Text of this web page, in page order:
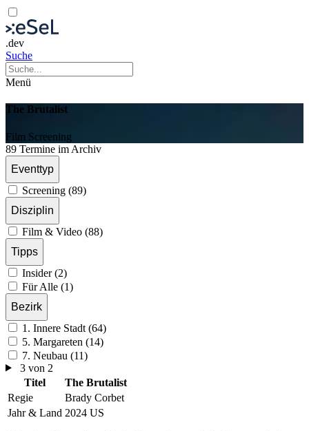
.dev
Suche
Menü
The Brutalist
Film Screening
89 Termine im Archiv
Eventtyp
Screening (89)
Disziplin
Film & Video (88)
Tipps
Insider (2)
Für Alle (1)
Bezirk
1. Innere Stadt (64)
5. Margareten (14)
7. Neubau (11)
3 von 2
Titel
The Brutalist
Regie
Brady Corbet
Jahr & Land 2024 US